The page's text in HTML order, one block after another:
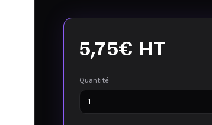
5,75€ HT
Quantité